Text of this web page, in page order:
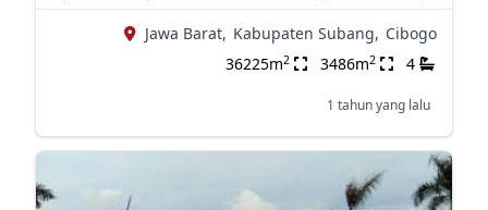
Jawa Barat, Kabupaten Subang, Cibogo
36225m2 3486m2 4
1 tahun yang lalu